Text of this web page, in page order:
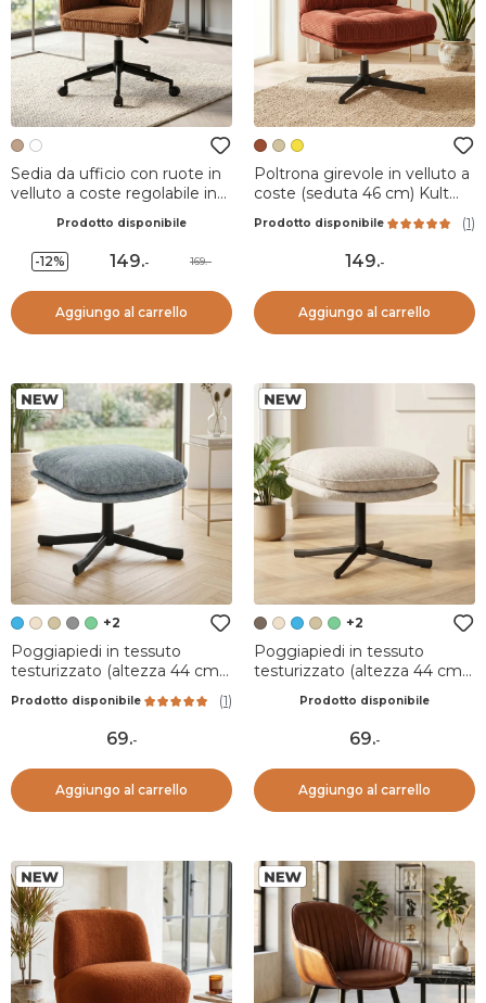
Sedia da ufficio con ruote in
velluto a coste regolabile in
cm) Nuva Caramello
Prodotto disponibile
-12% 149.- 169.-
Aggiungo al carrello
Poltrona girevole in velluto a
coste (seduta 46 cm) Kult
Prodotto disponibile (1)
149.-
Aggiungo al carrello
+2
Poggiapiedi in tessuto
testurizzato (altezza 44 cm)
Prodotto disponibile (1)
69.-
Aggiungo al carrello
+2
Poggiapiedi in tessuto
testurizzato (altezza 44 cm)
Prodotto disponibile
69.-
Aggiungo al carrello